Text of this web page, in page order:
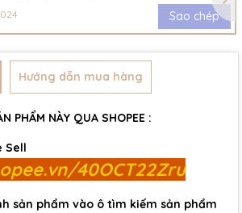
Sao chép
Hướng dẫn mua hàng
PHẨM NÀY QUA SHOPEE :
Sell
40OCT22Zru
sản phẩm vào ô tìm kiếm sản phẩm